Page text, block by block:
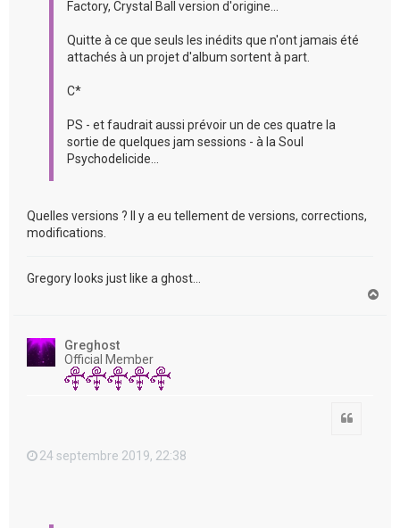
Factory, Crystal Ball version d'origine...
Quitte à ce que seuls les inédits que n'ont jamais été
attachés à un projet d'album sortent à part.
C*
PS - et faudrait aussi prévoir un de ces quatre la
sortie de quelques jam sessions - à la Soul
Psychodelicide...
Quelles versions ? Il y a eu tellement de versions, corrections,
modifications.
Gregory looks just like a ghost...
Greghost
Official Member
24 septembre 2019, 22:38